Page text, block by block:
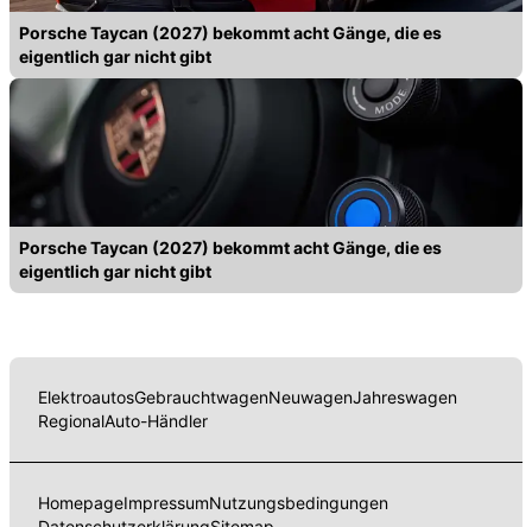
Porsche Taycan (2027) bekommt acht Gänge, die es
eigentlich gar nicht gibt
Porsche Taycan (2027) bekommt acht Gänge, die es
eigentlich gar nicht gibt
ElektroautosGebrauchtwagenNeuwagenJahreswagen
RegionalAuto-Händler
HomepageImpressumNutzungsbedingungen